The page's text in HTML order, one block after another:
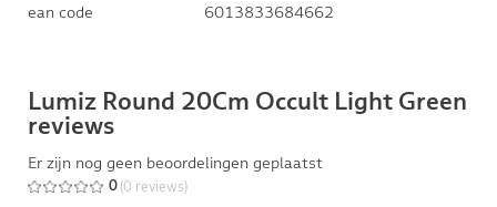
ean code
6013833684662
Lumiz Round 20Cm Occult Light Green
reviews
Er zijn nog geen beoordelingen geplaatst
0 (0 reviews)